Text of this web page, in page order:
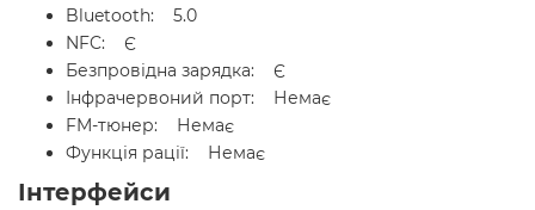
Bluetooth: 5.0
NFC: Є
Безпровідна зарядка: Є
Інфрачервоний порт: Немає
FM-тюнер: Немає
Функція рації: Немає
Інтерфейси